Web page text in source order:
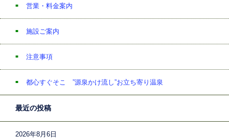
営業・料金案内
施設ご案内
注意事項
都心すぐそこ ”源泉かけ流し”お立ち寄り温泉
最近の投稿
2026年8月6日